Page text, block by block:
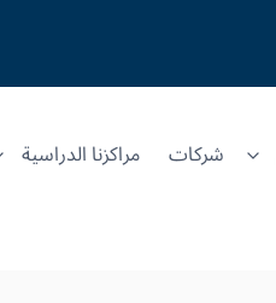
شركات مراكزنا الدراسية